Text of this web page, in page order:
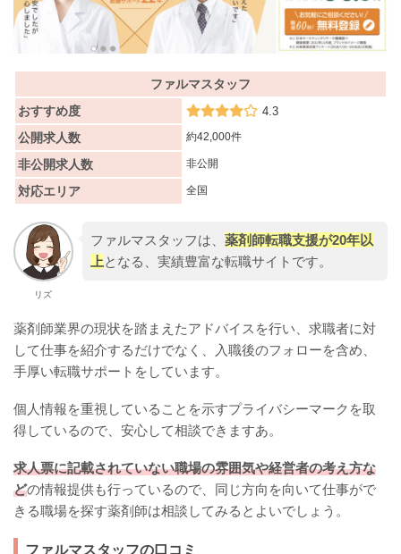
ファルマスタッフ
おすすめ度
4.3
公開求人数 約42,000件
非公開求人数 非公開
対応エリア 全国
リズ
ファルマスタッフは、 薬剤師転職支援が20年以
上となる、実績豊富な転職サイトです。
薬剤師業界の現状を踏まえたアドバイスを行い、求職者に対
して仕事を紹介するだけでなく、入職後のフォローを含め、
手厚い転職サポートをしています。
個人情報を重視していることを示すプライバシーマークを取
得しているので、安心して相談できますあ。
求人票に記載されていない職場の雰囲気や経営者の考え方な
どの情報提供も行っているので、同じ方向を向いて仕事がで
きる職場を探す薬剤師は相談してみるとよいでしょう。
ファルマスタッフの口コミ